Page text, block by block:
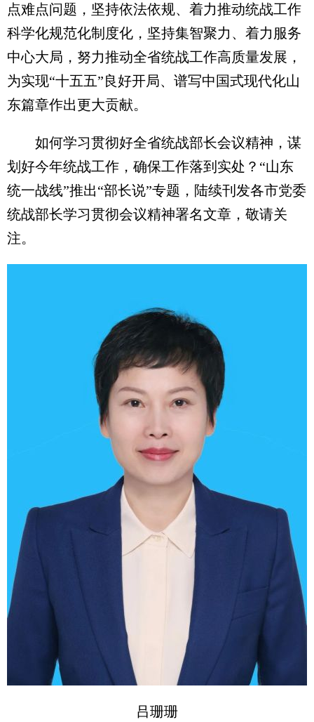
点难点问题，坚持依法依规、着力推动统战工作
科学化规范化制度化，坚持集智聚力、着力服务
中心大局，努力推动全省统战工作高质量发展，
为实现“十五五”良好开局、谱写中国式现代化山
东篇章作出更大贡献。
如何学习贯彻好全省统战部长会议精神，谋
划好今年统战工作，确保工作落到实处？“山东
统一战线”推出“部长说”专题，陆续刊发各市党委
统战部长学习贯彻会议精神署名文章，敬请关
注。
吕珊珊